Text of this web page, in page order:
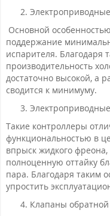
Электроприводные
Основной
поддержание
испарителя. Благодаря
производительность
достаточно высокой, а
сводится к минимуму.
Электроприводные
Такие контроллеры
функциональностью в
впрыск жидкого
полноценную оттайку
пара. Благодаря таким
упростить
Клапаны обратной